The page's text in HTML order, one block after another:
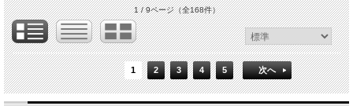
1 / 9ページ（全168件）
1 2 3 4 5 次へ